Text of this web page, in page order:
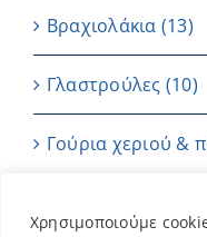
Χρησιμοποιούμε
Βραχιολάκια (13)
Γλαστρούλες (10)
Γούρια χεριού &